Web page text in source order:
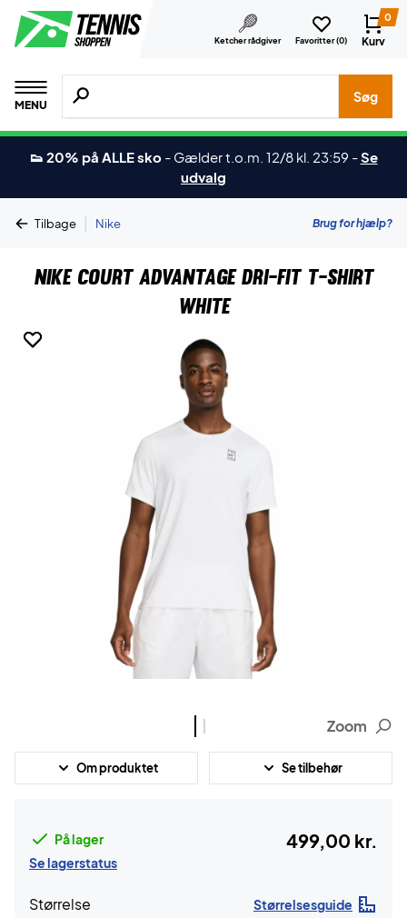
Ketcher rådgiver Favoritter (0)
0
Kurv
MENU
Søg efter produkter, mærker etc.
Søg
👟 20% på ALLE sko - Gælder t.o.m. 12/8 kl. 23:59 -Se
udvalg
Tilbage | Nike Brug for hjælp?
Nike Court Advantage Dri-FIT T-shirt
White
Zoom
Om produktet Se tilbehør
På lager
Se lagerstatus
499,00 kr.
Størrelse Størrelsesguide